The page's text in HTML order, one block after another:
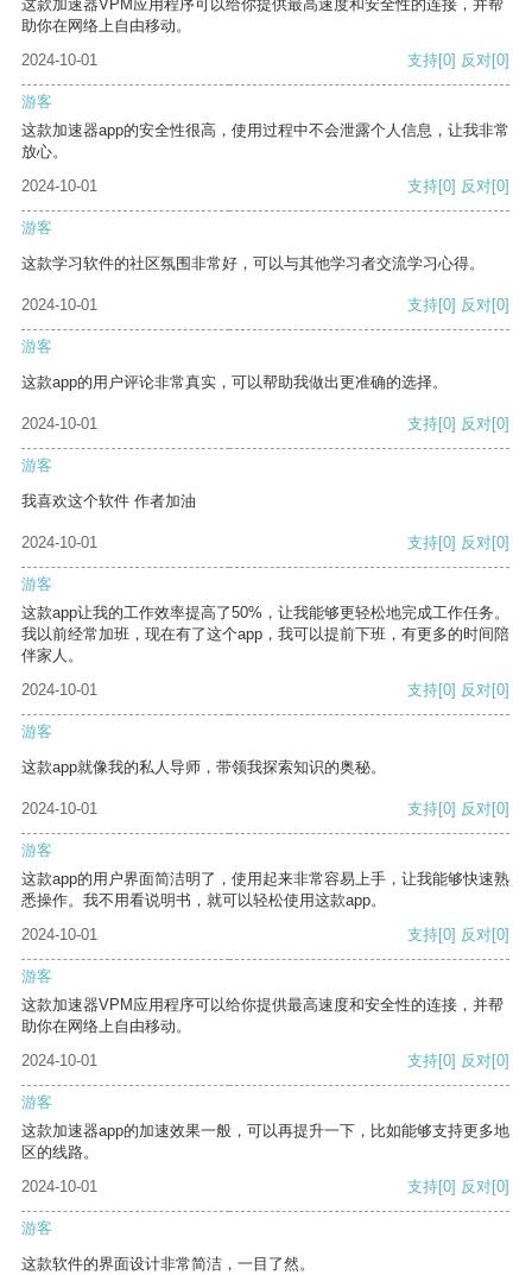
这款加速器VPM应用程序可以给你提供最高速度和安全性的连接，并帮
助你在网络上自由移动。
2024-10-01
支持[0] 反对[0]
游客
这款加速器app的安全性很高，使用过程中不会泄露个人信息，让我非常
放心。
2024-10-01
支持[0] 反对[0]
游客
这款学习软件的社区氛围非常好，可以与其他学习者交流学习心得。
2024-10-01 支持[0] 反对[0]
游客
这款app的用户评论非常真实，可以帮助我做出更准确的选择。
2024-10-01 支持[0] 反对[0]
游客
我喜欢这个软件 作者加油
2024-10-01 支持[0] 反对[0]
游客
这款app让我的工作效率提高了50%，让我能够更轻松地完成工作任务。
我以前经常加班，现在有了这个app，我可以提前下班，有更多的时间陪
伴家人。
2024-10-01
支持[0] 反对[0]
游客
这款app就像我的私人导师，带领我探索知识的奥秘。
2024-10-01 支持[0] 反对[0]
游客
这款app的用户界面简洁明了，使用起来非常容易上手，让我能够快速熟
悉操作。我不用看说明书，就可以轻松使用这款app。
2024-10-01
支持[0] 反对[0]
游客
这款加速器VPM应用程序可以给你提供最高速度和安全性的连接，并帮
助你在网络上自由移动。
2024-10-01
支持[0] 反对[0]
游客
这款加速器app的加速效果一般，可以再提升一下，比如能够支持更多地
区的线路。
2024-10-01
支持[0] 反对[0]
游客
这款软件的界面设计非常简洁，一目了然。